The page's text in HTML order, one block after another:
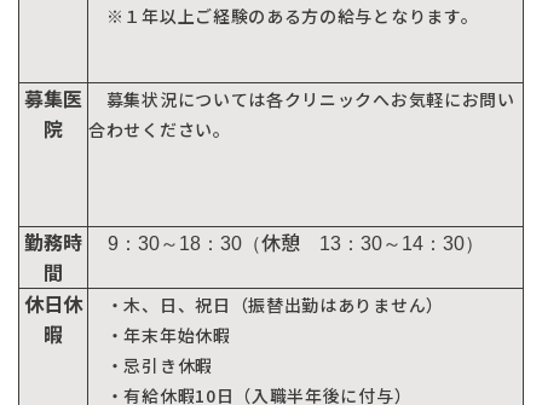
※１年以上ご経験のある方の給与となります。
募集医
院
募集状況については各クリニックへお気軽にお問い
合わせください。
勤務時
間
9：30～18：30（休憩 13：30～14：30）
休日休
暇
・木、日、祝日（振替出勤はありません）
・年末年始休暇
・忌引き休暇
・有給休暇10日（入職半年後に付与）